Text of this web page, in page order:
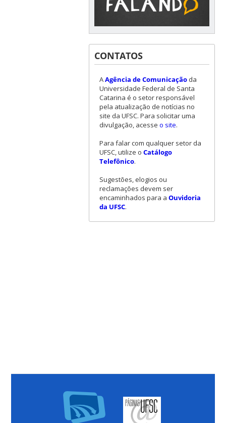
CONTATOS
AAgência de Comunicaçãoda
Universidade Federal de Santa
Catarina é o setor responsável
pela atualização de notícias no
site da UFSC. Para solicitar uma
divulgação, acesse o site.
Para falar com qualquer setor da
UFSC, utilize o Catálogo
Telefônico.
Sugestões, elogios ou
reclamações devem ser
encaminhados para a Ouvidoria
da UFSC.